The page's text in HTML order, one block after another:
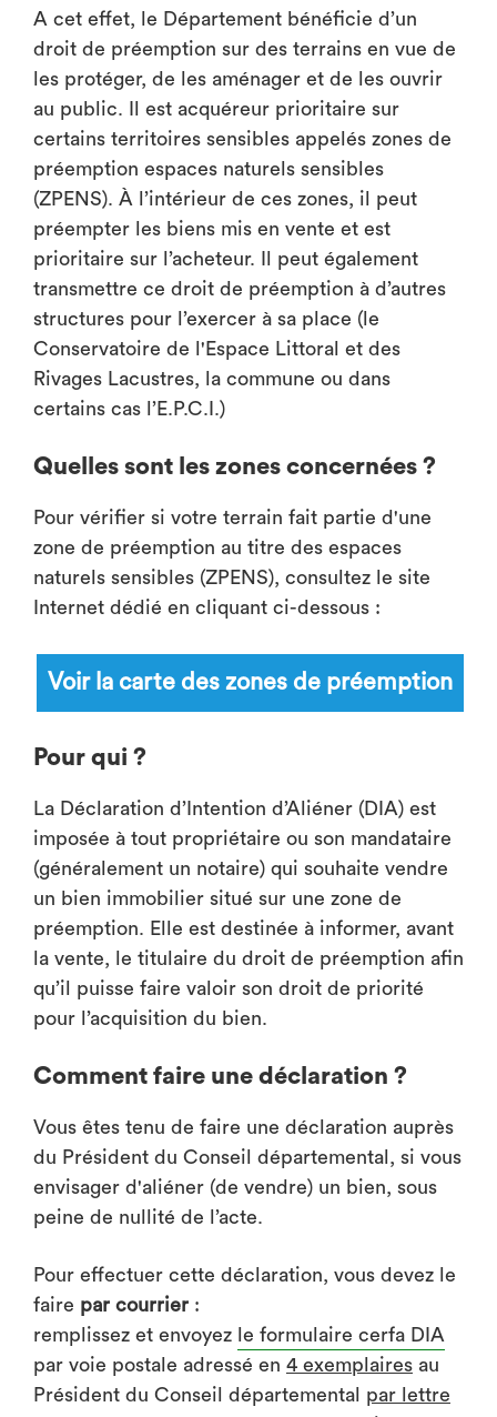
A cet effet, le Département bénéficie d’un
droit de préemption sur des terrains en vue de
les protéger, de les aménager et de les ouvrir
au public. Il est acquéreur prioritaire sur
certains territoires sensibles appelés zones de
préemption espaces naturels sensibles
(ZPENS). À l’intérieur de ces zones, il peut
préempter les biens mis en vente et est
prioritaire sur l’acheteur. Il peut également
transmettre ce droit de préemption à d’autres
structures pour l’exercer à sa place (le
Conservatoire de l'Espace Littoral et des
Rivages Lacustres, la commune ou dans
certains cas l’E.P.C.I.)
Quelles sont les zones concernées ?
Pour vérifier si votre terrain fait partie d'une
zone de préemption au titre des espaces
naturels sensibles (ZPENS), consultez le site
Internet dédié en cliquant ci-dessous :
Voir la carte des zones de préemption
Pour qui ?
La Déclaration d’Intention d’Aliéner (DIA) est
imposée à tout propriétaire ou son mandataire
(généralement un notaire) qui souhaite vendre
un bien immobilier situé sur une zone de
préemption. Elle est destinée à informer, avant
la vente, le titulaire du droit de préemption afin
qu’il puisse faire valoir son droit de priorité
pour l’acquisition du bien.
Comment faire une déclaration ?
Vous êtes tenu de faire une déclaration auprès
du Président du Conseil départemental, si vous
envisager d'aliéner (de vendre) un bien, sous
peine de nullité de l’acte.
Pour effectuer cette déclaration, vous devez le
faire par courrier :
remplissez et envoyez le formulaire cerfa DIA
par voie postale adressé en 4 exemplaires au
Président du Conseil départemental par lettre